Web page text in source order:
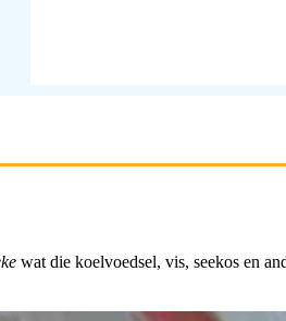
wat die koelvoedsel, vis, seekos en